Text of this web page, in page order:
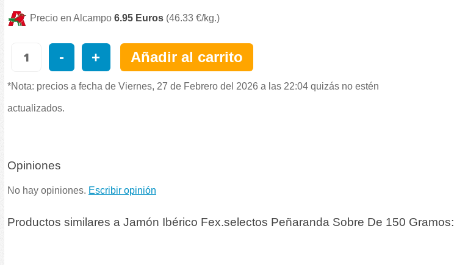
Precio en Alcampo 6.95 Euros (46.33 €/kg.)
- + Añadir al carrito
*Nota: precios a fecha de Viernes, 27 de Febrero del 2026 a las 22:04 quizás no estén
actualizados.
Opiniones
No hay opiniones. Escribir opinión
Productos similares a Jamón Ibérico Fex.selectos Peñaranda Sobre De 150 Gramos: